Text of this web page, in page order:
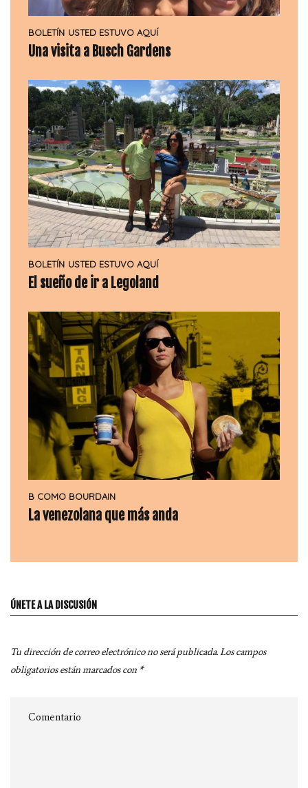
BOLETÍN USTED ESTUVO AQUÍ
Una visita a Busch Gardens
BOLETÍN USTED ESTUVO AQUÍ
El sueño de ir a Legoland
B COMO BOURDAIN
La venezolana que más anda
ÚNETE A LA DISCUSIÓN
Tu dirección de correo electrónico no será publicada.Los campos
obligatorios están marcados con *